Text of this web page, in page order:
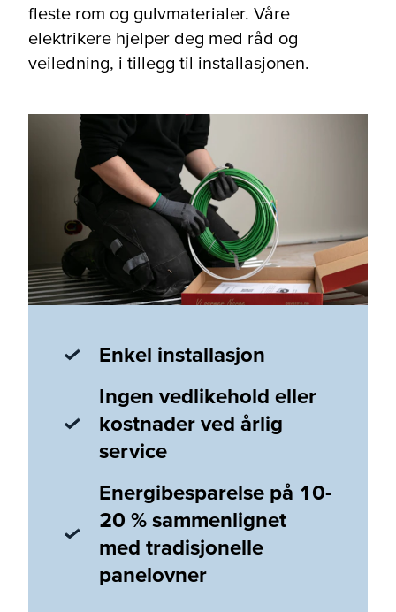
fleste rom og gulvmaterialer. Våre
elektrikere hjelper deg med råd og
veiledning, i tillegg til installasjonen.
Enkel installasjon
Ingen vedlikehold eller
kostnader ved årlig
service
Energibesparelse på 10-
20 % sammenlignet
med tradisjonelle
panelovner